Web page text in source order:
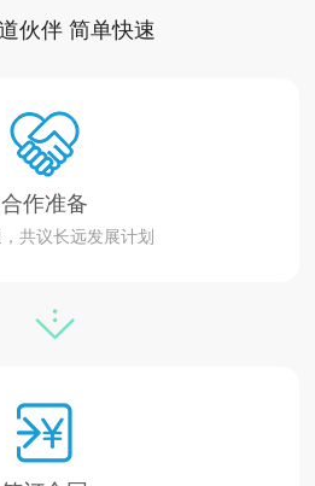
伙伴 简单快速
合作准备
共议长远发展计划